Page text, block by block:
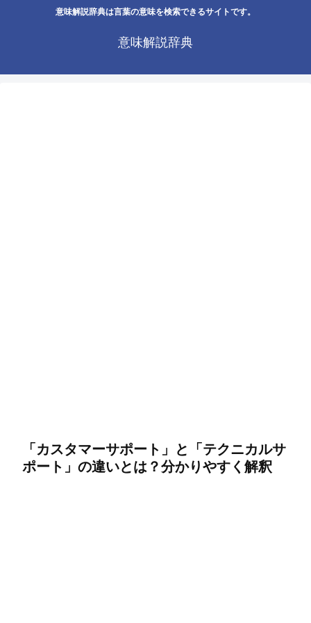
意味解説辞典は言葉の意味を検索できるサイトです。
意味解説辞典
「カスタマーサポート」と「テクニカルサ
ポート」の違いとは？分かりやすく解釈